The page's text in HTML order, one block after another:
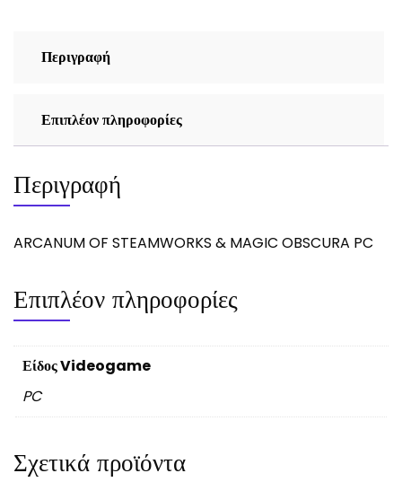
Περιγραφή
Επιπλέον πληροφορίες
Περιγραφή
ARCANUM OF STEAMWORKS & MAGIC OBSCURA PC
Επιπλέον πληροφορίες
Είδος Videogame
PC
Σχετικά προϊόντα